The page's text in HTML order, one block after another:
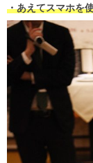
・あえてスマホを